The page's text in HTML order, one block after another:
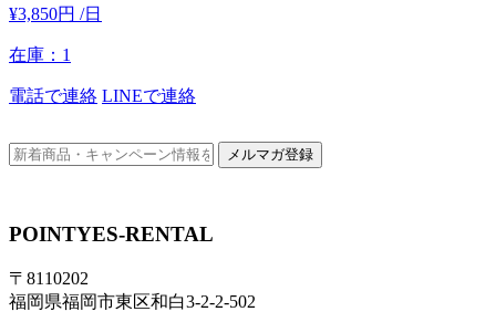
¥3,850円 /日
在庫：1
電話で連絡 LINEで連絡
メルマガ登録
POINTYES-RENTAL
〒8110202
福岡県福岡市東区和白3-2-2-502